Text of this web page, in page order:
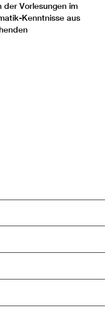
Vorlesungen im
Kenntnisse aus